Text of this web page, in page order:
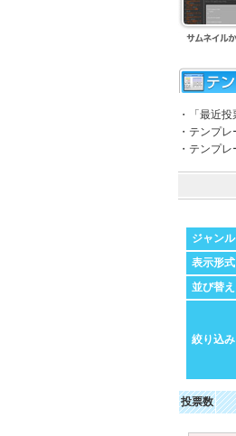
・「最近
・テンプ
・テンプ
ジャンル
表示形式
並び替え
絞り込み
投票数